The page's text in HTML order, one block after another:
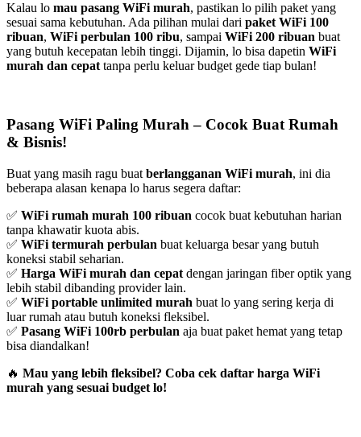
Kalau lo mau pasang WiFi murah, pastikan lo pilih paket yang
sesuai sama kebutuhan. Ada pilihan mulai dari paket WiFi 100
ribuan, WiFi perbulan 100 ribu, sampai WiFi 200 ribuan buat
yang butuh kecepatan lebih tinggi. Dijamin, lo bisa dapetin WiFi
murah dan cepat tanpa perlu keluar budget gede tiap bulan!
Pasang WiFi Paling Murah – Cocok Buat Rumah
& Bisnis!
Buat yang masih ragu buat berlangganan WiFi murah, ini dia
beberapa alasan kenapa lo harus segera daftar:
✅ WiFi rumah murah 100 ribuan cocok buat kebutuhan harian
tanpa khawatir kuota abis.
✅ WiFi termurah perbulan buat keluarga besar yang butuh
koneksi stabil seharian.
✅ Harga WiFi murah dan cepat dengan jaringan fiber optik yang
lebih stabil dibanding provider lain.
✅ WiFi portable unlimited murah buat lo yang sering kerja di
luar rumah atau butuh koneksi fleksibel.
✅ Pasang WiFi 100rb perbulan aja buat paket hemat yang tetap
bisa diandalkan!
🔥 Mau yang lebih fleksibel? Coba cek daftar harga WiFi
murah yang sesuai budget lo!